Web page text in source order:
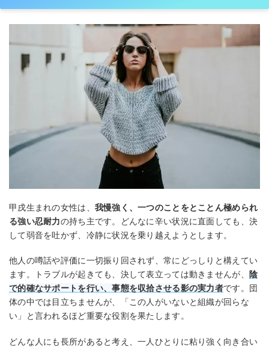
甲戌生まれの女性は、 我慢強く、一つのことをとことん極められ
る強い忍耐力の持ち主です。どんなに辛い状況に直面しても、決
して弱音を吐かず、冷静に状況を乗り越えようとします。
他人の噂話や評価に一切振り回されず、常にどっしりと構えてい
ます。トラブルが起きても、決して表立っては動きませんが、
陰
で的確なサポートを行い、事態を収拾させる影の実力者です。団
体の中では目立ちませんが、「この人がいないと組織が回らな
い」と言われるほど重要な役割を果たします。
どんな人にも長所があると考え、一人ひとりに粘り強く向き合い